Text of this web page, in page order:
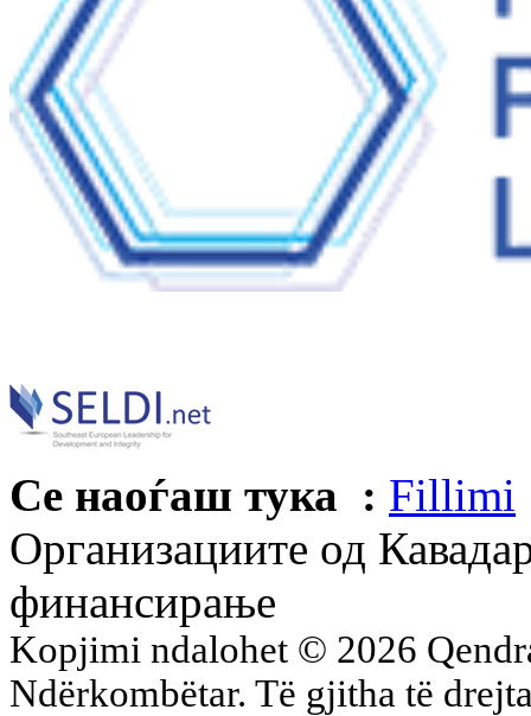
Се наоѓаш тука : Fillimi
Организациите од
финансирање
Kopjimi ndalohet © 2026
Ndërkombëtar. Të gjitha të